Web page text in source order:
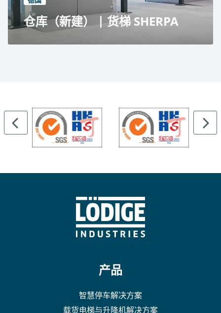
仓库（新建） | 货梯 SHERPA
无底坑升降机规划实现了未来大厅的灵活性
2x 台 SHERPA 电梯
2x 1,000 公斤提升能力
产品
智慧停车解决方案
载货电梯与升降机解决方案